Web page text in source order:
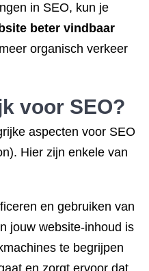
in SEO, kun je
beter vindbaar
organisch verkeer
voor SEO?
aspecten voor SEO
Hier zijn enkele van
en gebruiken van
jouw website-inhoud is
te begrijpen
en zorgt ervoor dat